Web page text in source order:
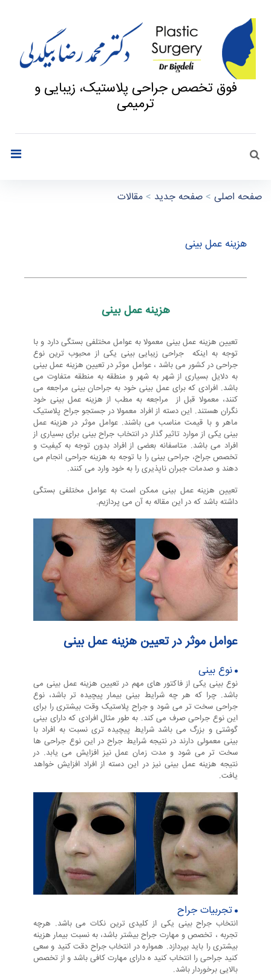
فوق تخصص جراحی پلاستیک، زیبایی و
ترمیمی
جستجو
صفحه اصلی > صفحه جدید > مقالات
ه
ز
م
ل
ی
هزینه عمل بینی
هزینه عمل بینی
تعیین هزینه عمل بینی معمولا به عوامل مختلفی بستگی دارد و با
توجه به اینکه جراحی زیبایی بینی یکی از محبوب ترین نوع
جراحی در کشور می باشد ، عوامل موثر در تعیین هزینه عمل بینی
به دلایل بسیاری از شهر به شهر و منطقه به منطقه متفاوت می
باشد. افرادی که برای عمل بینی خود به جراحان بینی مراجعه می
کنند، معمولا قبل از مراجعه به مطب از هزینه عمل بینی خود
نگران هستند. این دسته از افراد معمولا در جستجو جراح پلاستیک
ماهر و با قیمت مناسب می باشند. عوامل موثر در هزینه عمل
بینی یکی از موارد تاثیر گذار در انتخاب جراح بینی برای بسیاری از
افراد می باشد. متاسفانه بعضی از افراد بدون توجه به کیفیت و
تخصص جراح، جراحی بینی را با توجه به هزینه جراحی انجام می
دهند و صدمات جبران ناپذیری را به خود وارد می کنند.
تعیین هزینه عمل بینی ممکن است به عوامل مختلفی بستگی
داشته باشد که در این مقاله به آن می پردازیم.
عوامل موثر در تعیین هزینه عمل بینی
نوع بینی
نوع بینی یکی از فاکتور های مهم در تعیین هزینه عمل بینی می
باشد. چرا که هر چه شرایط بینی بیمار پیچیده تر باشد، نوع
جراحی سخت تر می شود و جراح پلاستیک وقت بیشتری را برای
این نوع جراحی صرف می کند. به طور مثال افرادی که دارای بینی
گوشتی و بزرگ می باشد شرایط پیچیده تری نسبت به افراد با
بینی معمولی دارند در نتیجه شرایط جراح در این نوع جراحی ها
سخت تر می شود و مدت زمان عمل نیز افزایش می یابد. در
نتیجه هزینه عمل بینی نیز در این دسته از افراد افزایش خواهد
یافت.
تجربیات جراح
انتخاب جراح بینی یکی از کلیدی ترین نکات می باشد. هرچه
تجربه ، تخصص و مهارت جراح بیشتر باشد، به نسبت بیمار هزینه
بیشتری را باید بپردازد. همواره در انتخاب جراح دقت کنید و سعی
کنید جراحی را انتخاب کنید ه دارای مهارت کافی باشد و از تخصص
بالایی برخوردار باشد.